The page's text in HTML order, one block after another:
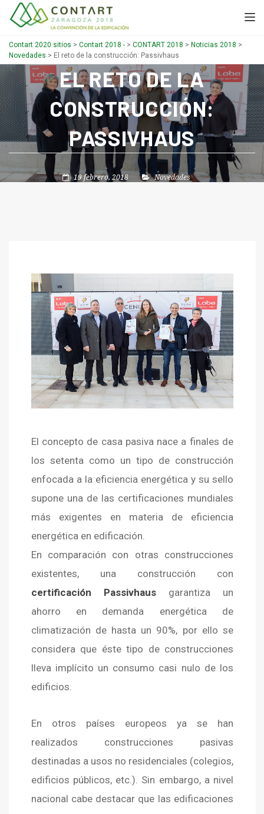
Contart 2020 sitios > Contart 2018 - > CONTART 2018 > Noticias 2018 >
Novedades > El reto de la construcción: Passivhaus
EL RETO DE LA
CONSTRUCCIÓN:
PASSIVHAUS
19 febrero, 2018 Novedades
El concepto de casa pasiva nace a finales de
los setenta como un tipo de construcción
enfocada a la eficiencia energética y su sello
supone una de las certificaciones mundiales
más exigentes en materia de eficiencia
energética en edificación.
En comparación con otras construcciones
existentes, una construcción con
certificación Passivhausgarantiza un
ahorro en demanda energética de
climatización de hasta un 90%, por ello se
considera que éste tipo de construcciones
lleva implícito un consumo casi nulo de los
edificios.
En otros países europeos ya se han
realizados construcciones pasivas
destinadas a usos no residenciales (colegios,
edificios públicos, etc.). Sin embargo, a nivel
nacional cabe destacar que las edificaciones